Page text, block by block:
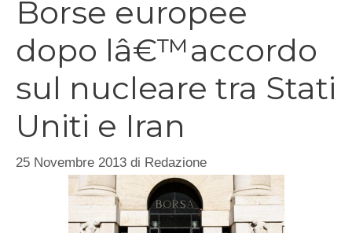
Borse europee
dopo lâ€™accordo
sul nucleare tra Stati
Uniti e Iran
25 Novembre 2013 di Redazione